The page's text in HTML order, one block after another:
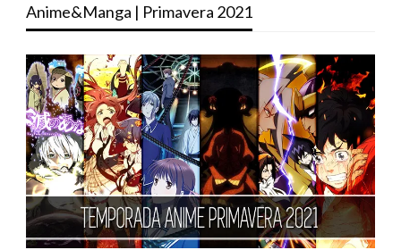
Anime&Manga | Primavera 2021